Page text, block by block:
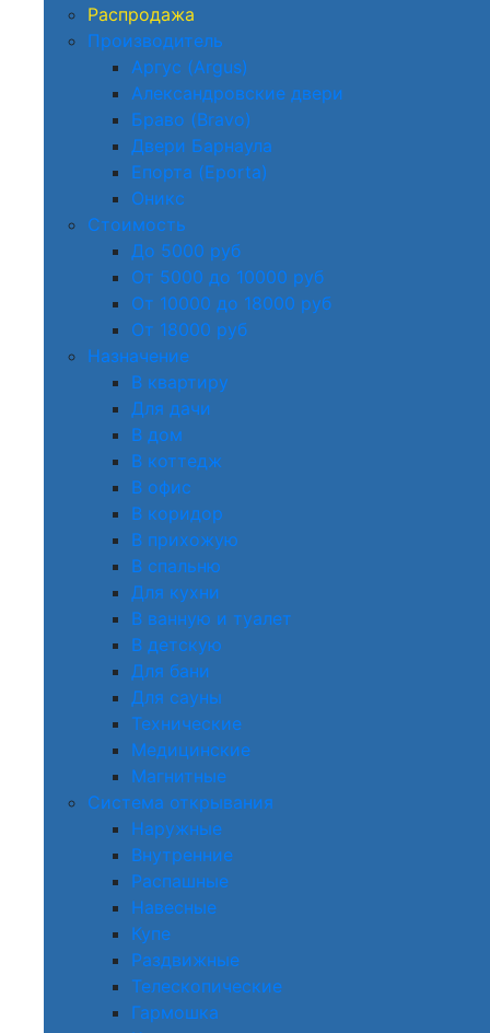
Распродажа
Производитель
Аргус (Argus)
Александровские двери
Браво (Bravo)
Двери Барнаула
Епорта (Eporta)
Оникс
Стоимость
До 5000 руб
От 5000 до 10000 руб
От 10000 до 18000 руб
От 18000 руб
Назначение
В квартиру
Для дачи
В дом
В коттедж
В офис
В коридор
В прихожую
В спальню
Для кухни
В ванную и туалет
В детскую
Для бани
Для сауны
Технические
Медицинские
Магнитные
Система открывания
Наружные
Внутренние
Распашные
Навесные
Купе
Раздвижные
Телескопические
Гармошка